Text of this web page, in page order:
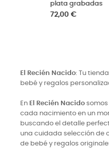
para
Precio
92,00 €
El Recién Nacido: Tu
bebé y regalos
En El Recién Nacido
cada nacimiento en un
buscando el detalle
una cuidada selección de
de bebé y regalos